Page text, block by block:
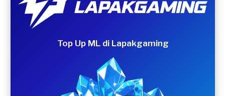
Top Up ML di Lapakgaming